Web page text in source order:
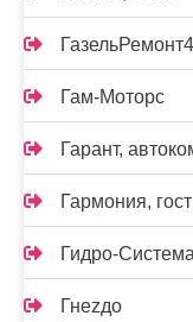
Гам-Моторс
Гарант,
Гармония,
Гидро-Система
Гнеzдо